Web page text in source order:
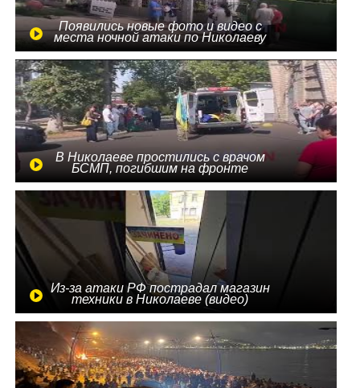
Появились новые фото и видео с
места ночной атаки по Николаеву
В Николаеве простились с врачом
БСМП, погибшим на фронте
Из-за атаки РФ пострадал магазин
техники в Николаеве (видео)